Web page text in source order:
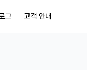
그 고객 안내